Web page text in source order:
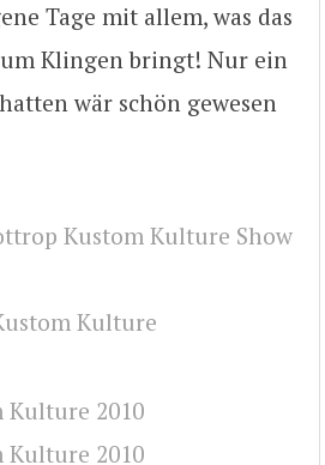
Tage mit allem, was das
Klingen bringt! Nur ein
wär schön gewesen
Kustom Kulture Show
Kulture